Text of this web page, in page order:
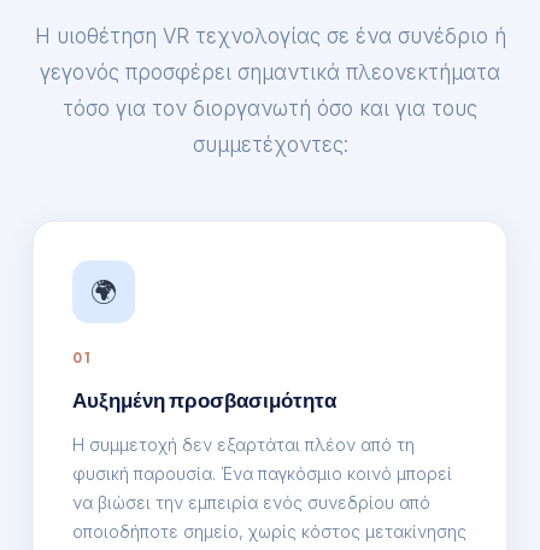
Η υιοθέτηση VR τεχνολογίας σε ένα συνέδριο ή
γεγονός προσφέρει σημαντικά πλεονεκτήματα
τόσο για τον διοργανωτή όσο και για τους
συμμετέχοντες:
🌍
01
Αυξημένη προσβασιμότητα
Η συμμετοχή δεν εξαρτάται πλέον από τη
φυσική παρουσία. Ένα παγκόσμιο κοινό μπορεί
να βιώσει την εμπειρία ενός συνεδρίου από
οποιοδήποτε σημείο, χωρίς κόστος μετακίνησης